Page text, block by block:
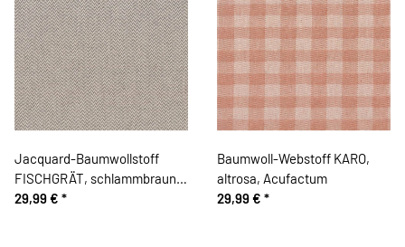
Jacquard-Baumwollstoff
FISCHGRÄT, schlammbraun,
Acufactum
29,99 € *
Baumwoll-Webstoff KARO,
altrosa, Acufactum
29,99 € *